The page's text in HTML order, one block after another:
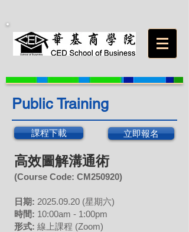
Public Training
課程下載 立即報名
高效圖解溝通術
(Course Code: CM250920)
日期: 2025.09.20 (星期六)
時間: 10:00am - 1:00pm
形式: 線上課程 (Zoom)